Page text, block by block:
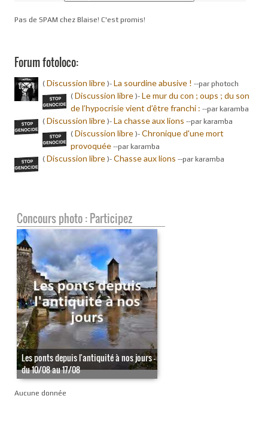
Pas de SPAM chez Blaise! C'est promis!
Forum fotoloco:
( Discussion libre )- La sourdine abusive ! --par photoch
( Discussion libre )- Le mur du con ; oups ; du son
de l’hypocrisie vient d’être franchi : --par karamba
( Discussion libre )- La chasse aux lions --par karamba
( Discussion libre )- Chronique d'une mort
provoquée --par karamba
( Discussion libre )- Chasse aux lions --par karamba
Concours photo : Participez
Les ponts depuis l'antiquité à nos jours -
du 10/08 au 17/08
Aucune donnée